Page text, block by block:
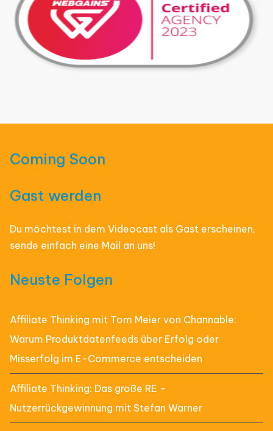
Coming Soon
Gast werden
Du möchtest in dem Videocast als Gast erscheinen,
sende einfach eine Mail an uns!
Neuste Folgen
Affiliate Thinking mit Tom Meier von Channable:
Warum Produktdatenfeeds über Erfolg oder
Misserfolg im E-Commerce entscheiden
Affiliate Thinking: Das große RE –
Nutzerrückgewinnung mit Stefan Warner